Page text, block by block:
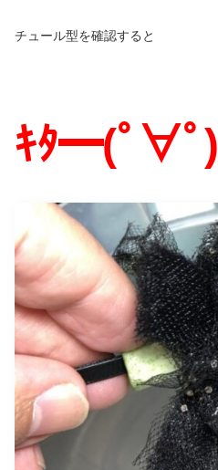
チュール型を確認すると
ｷﾀ━(ﾟ∀ﾟ)